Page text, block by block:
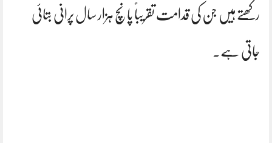
رکھتے ہیں جن کی قدامت تقریباً پانچ ہزار سال پرانی بتائی
جاتی ہے۔